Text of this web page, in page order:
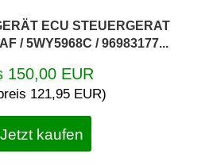
ECU STEUERGERAT
/ 5WY5968C / 96983177...
150,00 EUR
121,95 EUR)
Jetzt kaufen